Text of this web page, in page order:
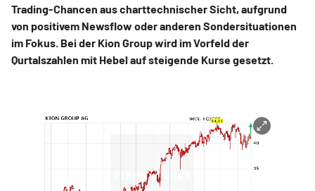
Trading-Chancen aus charttechnischer Sicht, aufgrund
von positivem Newsflow oder anderen Sondersituationen
im Fokus. Bei der Kion Group wird im Vorfeld der
Qurtalszahlen mit Hebel auf steigende Kurse gesetzt.